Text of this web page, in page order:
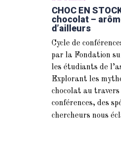
CHOC EN
chocolat –
d’ailleurs
Cycle de
par la Fondation
les étudiants de
Explorant les
chocolat au travers
conférences, des
chercheurs nous